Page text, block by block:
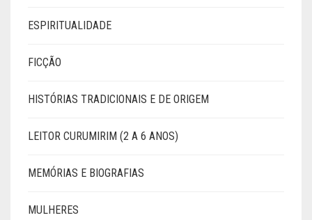
ESPIRITUALIDADE
FICÇÃO
HISTÓRIAS TRADICIONAIS E DE ORIGEM
LEITOR CURUMIRIM (2 A 6 ANOS)
MEMÓRIAS E BIOGRAFIAS
MULHERES